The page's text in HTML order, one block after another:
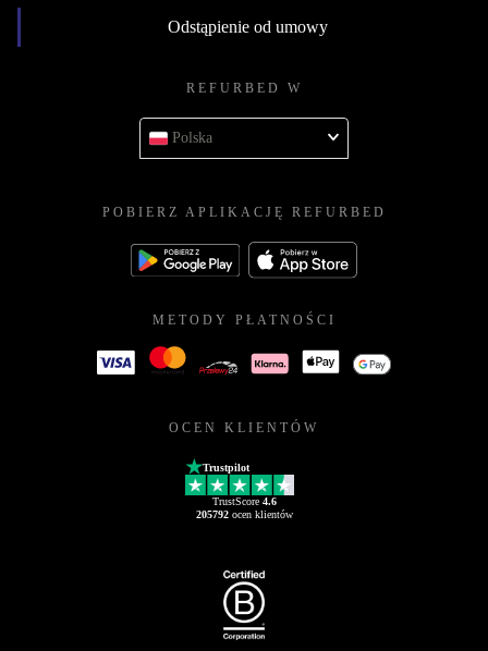
Odstąpienie od umowy
REFURBED W
Polska
POBIERZ APLIKACJĘ REFURBED
METODY PŁATNOŚCI
OCEN KLIENTÓW
Trustpilot
TrustScore 4.6
205792ocen klientów